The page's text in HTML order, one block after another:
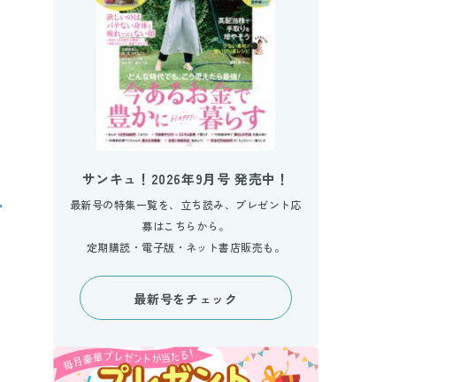
サンキュ！2026年9月号 発売中！
最新号の特集一覧を、立ち読み、プレゼント応
募はこちらから。
定期購読・電子版・ネット書店販売も。
最新号をチェック